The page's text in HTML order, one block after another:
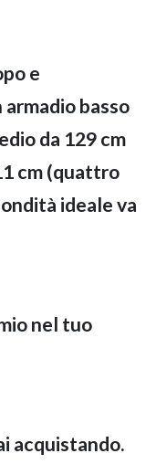
e
armadio basso
da 129 cm
cm (quattro
ideale va
nel tuo
acquistando.